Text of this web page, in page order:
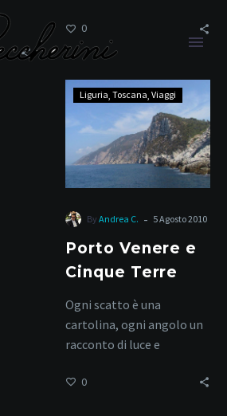
d’Italia
Tag
0
Porto
Venere
e
Cinque
Terre
Liguria Toscana Viaggi
By Andrea C. - 5 Agosto 2010
Porto Venere e
Cinque Terre
Ogni scatto è una
cartolina, ogni angolo un
racconto di luce e
0